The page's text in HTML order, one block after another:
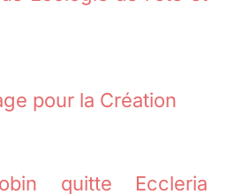
pour la Création
quitte Eccleria